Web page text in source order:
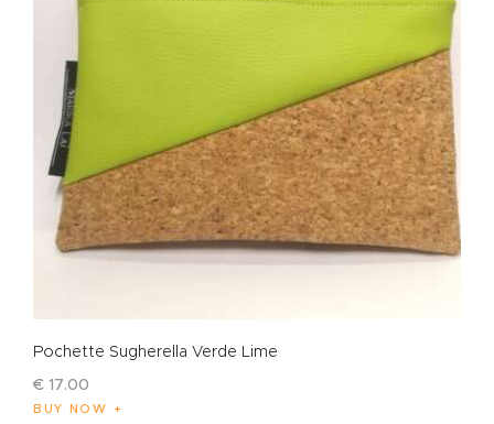
Pochette Sugherella Verde Lime
€ 17.00
BUY NOW